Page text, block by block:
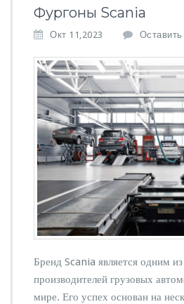
Фургоны Scania
Окт 11,2023
Бренд Scania является одним
производителей грузовых
мире. Его успех основан на